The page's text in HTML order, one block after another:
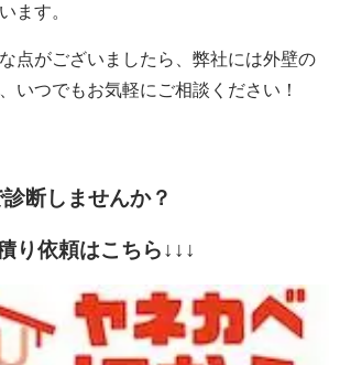
ます。
点がございましたら、弊社には外壁の
いつでもお気軽にご相談ください！
断しませんか？
り依頼はこちら↓↓↓